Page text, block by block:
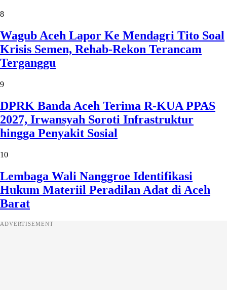
8
Wagub Aceh Lapor Ke Mendagri Tito Soal
Krisis Semen, Rehab-Rekon Terancam
Terganggu
9
DPRK Banda Aceh Terima R-KUA PPAS
2027, Irwansyah Soroti Infrastruktur
hingga Penyakit Sosial
10
Lembaga Wali Nanggroe Identifikasi
Hukum Materiil Peradilan Adat di Aceh
Barat
ADVERTISEMENT